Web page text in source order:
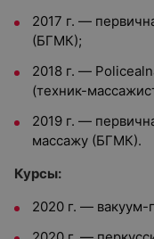
2017 г. —
(БГМК);
2018 г. —
(техник-
2019 г. —
массажу (БГМК).
Курсы:
2020 г. — вакуум-